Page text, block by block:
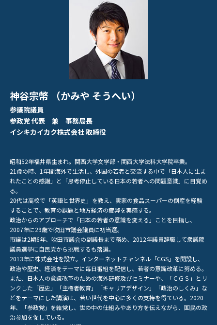
神谷宗幣 （かみや そうへい）
参議院議員
参政党 代表 兼 事務局長
イシキカイカク株式会社 取締役
昭和52年福井県生まれ。関西大学文学部・関西大学法科大学院卒業。
21歳の時、1年間海外で生活し、外国の若者と交流する中で「日本人に生ま
れたことの感謝」と「思考停止している日本の若者への問題意識」に目覚め
る。
20代は高校で「英語と世界史」を教え、実家の食品スーパーの倒産を経験
することで、教育の課題と地方経済の疲弊を実感する。
政治からのアプローチで「日本の若者の意識を変える」ことを目指し、
2007年に29歳で吹田市議会議員に初当選。
市議は2期6年、吹田市議会の副議長まで務め、2012年議員辞職して衆議院
議員選挙に自民党から挑戦するも落選。
2013年に株式会社を設立。インターネットチャンネル「CGS」を開設し、
政治や歴史、経済をテーマに毎日番組を配信し、若者の意識改革に努める。
また、日本人の意識改革のための海外研修及びセミナーや、「ＣＧＳ」とリ
ンクした「歴史」「主権者教育」「キャリアデザイン」「政治のしくみ」な
どをテーマにした講演は、若い世代を中心に多くの支持を得ている。2020
年、「参政党」を結党し、世の中の仕組みやあり方を伝えながら、国民の政
治参加を促している。